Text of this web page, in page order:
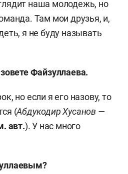
наша молодежь, но
Там мои друзья, и,
я не буду называть
Файзуллаева.
но если я его назову, то
(Абдукодир Хусанов —
авт.). У нас много